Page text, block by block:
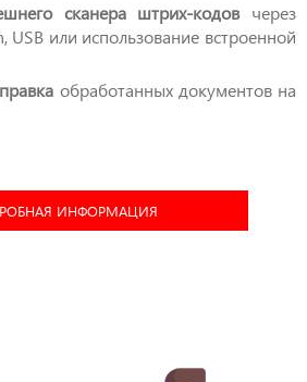
сканера штрих-кодов через
или использование встроенной
обработанных документов на
ИНФОРМАЦИЯ